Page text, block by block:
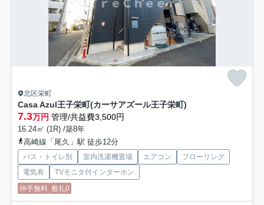
北区栄町
Casa Azul王子栄町(カーサアズール王子栄町)
7.3万円 管理/共益費3,500円
16.24㎡ (1R) /築8年
高崎線「尾久」駅 徒歩12分
バス・トイレ別 室内洗濯機置場 エアコン
フローリング
電気有
TVモニタ付インターホン
仲手無料 敷礼0